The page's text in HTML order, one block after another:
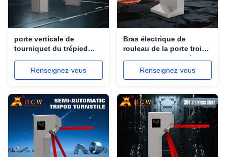
porte verticale de
tourniquet du trépied
Renseignez-vous
Bras électrique de
rouleau de la porte trois
de tourniquet de trépied
de sécurité du
supermarché SS304
Renseignez-vous